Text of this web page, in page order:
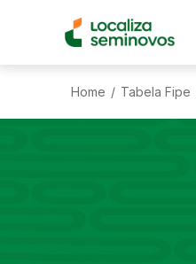
Home / Tabela Fipe